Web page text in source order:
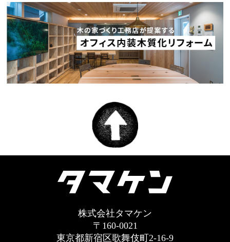
株式会社タマケン
〒160-0021
東京都新宿区歌舞伎町2-16-9